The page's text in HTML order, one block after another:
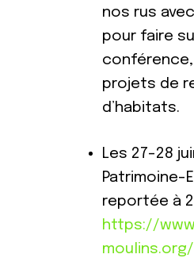
nos rus
pour faire
projets de
d’habitats.
Les 27-28
Patrimoine-
reportée à
https://
moulins.org/